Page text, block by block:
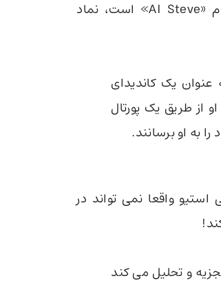
اکنون در بریتانیا یکی از کاندیداهای پارلمان،‌ چت باتی به نام «AI Steve» است، نماد
یک کاندیدای
از طریق یک پورتال
به او برسانند.
واقعا نمی تواند در
و تحلیل می کند